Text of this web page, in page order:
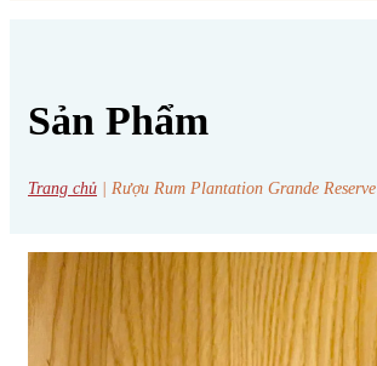
Sản Phẩm
Trang chủ Rượu Rum Plantation Grande Reserve